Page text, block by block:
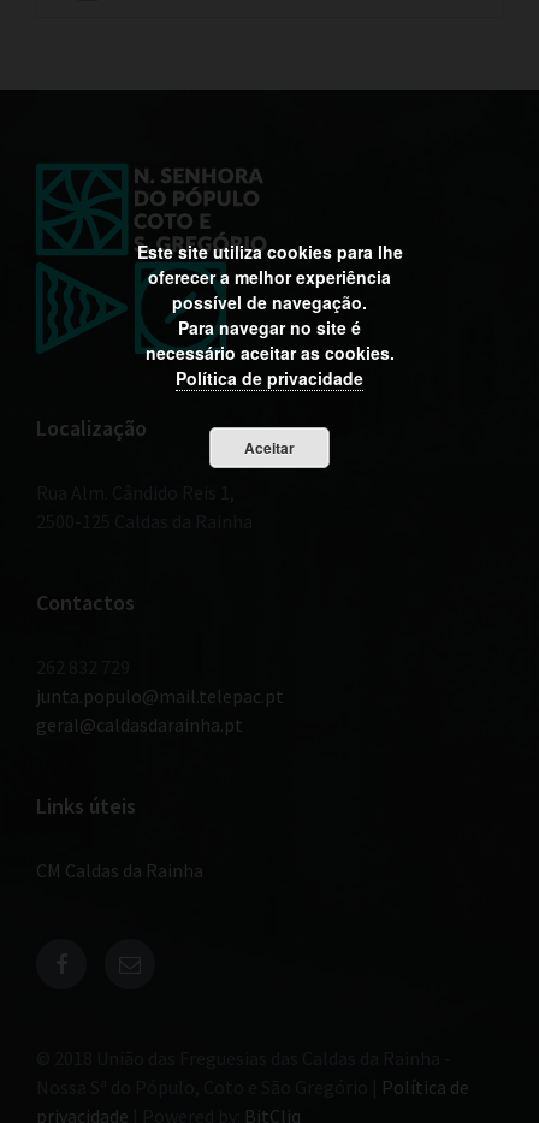
Localização
Contactos
junta.populo@mail.telepac.pt
geral@caldasdarainha.pt
Links úteis
CM Caldas da Rainha
Política de
privacidade
BitCliq
Este site utiliza cookies para lhe
oferecer a melhor experiência
possível de navegação.
Para navegar no site é
necessário aceitar as cookies.
Política de privacidade
Aceitar